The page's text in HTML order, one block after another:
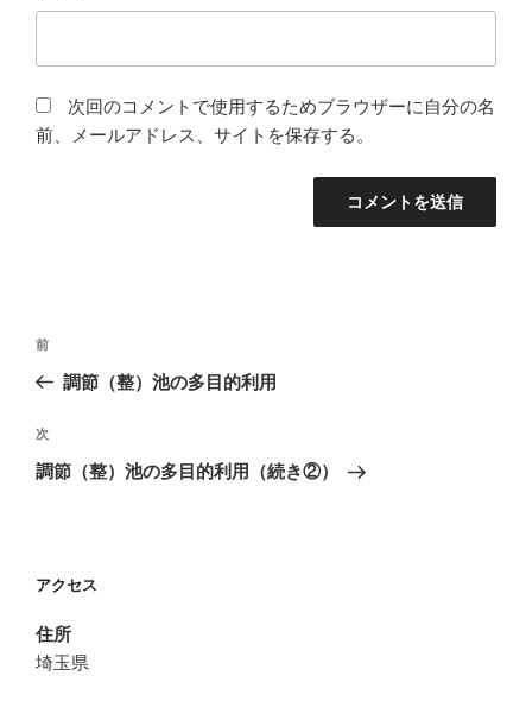
次回のコメントで使用するためブラウザーに自分の名
前、メールアドレス、サイトを保存する。
投
ビ
ゲ
ン
前
の
稿
前
調節（整）池の多目的利用
次
の
次
調節（整）池の多目的利用（続き②）
アクセス
住所
埼玉県